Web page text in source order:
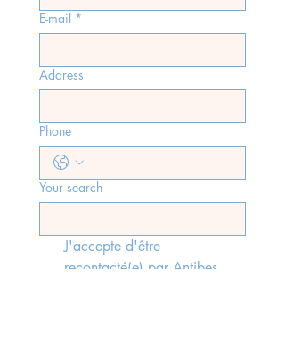
E-mail *
Address
Phone
Your search
J'accepte d'être
recontacté(e) par Antibes